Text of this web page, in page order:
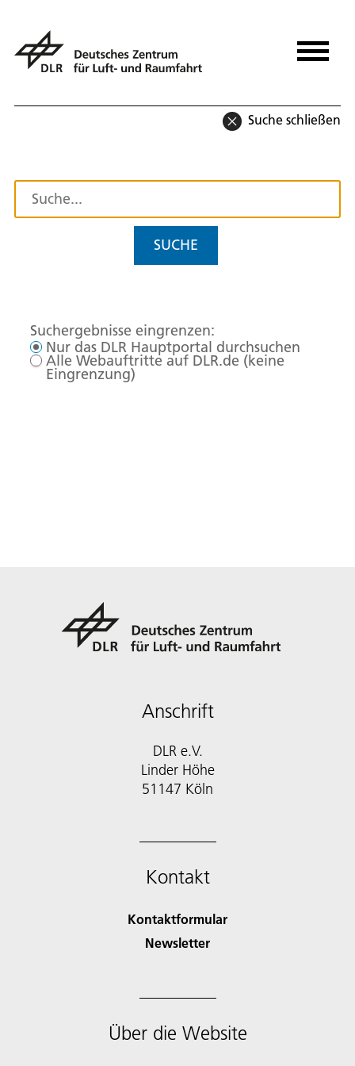
Suche schließen
SUCHE
Suchergebnisse eingrenzen:
Nur das DLR Hauptportal durchsuchen
Alle Webauftritte auf DLR.de (keine
Eingrenzung)
Anschrift
DLR e.V.
Linder Höhe
51147 Köln
Kontakt
Kontaktformular
Newsletter
Über die Website